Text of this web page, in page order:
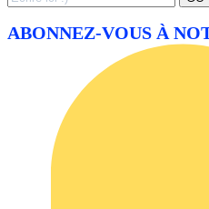
for:
ABONNEZ-VOUS À